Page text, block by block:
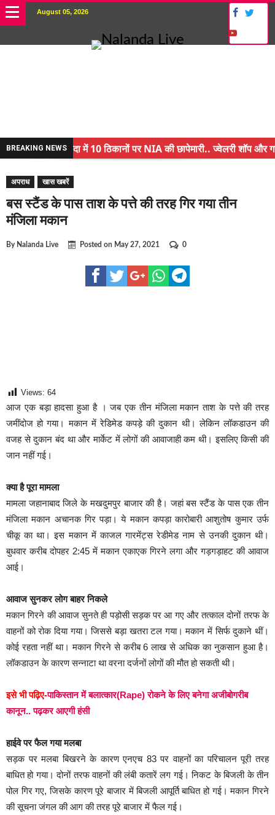
August 05, 2026
BREAKING NEWSनालंदा में 10 ठिकानों पर NIA की छापेमारी.. ज्वेलरी शॉप और गन
अंचल पदाधिकारी (CO) बर्खास्त.. फर्जीवाड़ा कर पाई थी नौकरी..
घूसखोर अफसरों पर एक्शन.. दो-दो अफसर घूस लेते गिरफ्तार
क्रिकेटर ईशान किशन की शादी फिक्स, गर्लफ्रेंड से होगी शादी..
बिहारवासियों के लिए खुशखबरी.. बिहटा से भी बड़ा बनेगा एयरपोर्ट ..
अपराध खास खबरें
बस स्टैंड के पास ताश के पत्ते की तरह गिर गया तीन
मंजिला मकान
By Nalanda Live Posted on May 27, 2021 0
Views: 64
आज एक बड़ा हादसा हुआ है । जब एक तीन मंजिला मकान ताश के पत्ते की तरह
जमींदोज हो गया। मकान में रेडिमेड कपड़े की दुकान थी। लेकिन लॉकडाउन की
वजह से दुकान बंद था और मार्केट में लोगों की आवाजाही कम थी। इसलिए किसी की
जान नहीं गई।
क्या है पूरा मामला
मामला जहानाबाद जिले के मखदुमपुर बाजार की है। जहां बस स्टैंड के पास एक तीन
मंजिला मकान अचानक गिर पड़ा। ये मकान कपड़ा कारोबारी आशुतोष कुमार उर्फ
चीकू का था। इस मकान में काजल गारमेंट्स रेडीमेड नाम से उनकी दुकान थी।
बुधवार करीब दोपहर 2:45 में मकान एकाएक गिरने लगा और गड़गड़ाहट की आवाज
आई।
आवाज सुनकर लोग बाहर निकले
मकान गिरने की आवाज सुनते ही पड़ोसी सड़क पर आ गए और तत्काल दोनों तरफ के
वाहनों को रोक दिया गया। जिससे बड़ा खतरा टल गया। मकान में सिर्फ दुकाने थीं।
कोई रहता नहीं था। मकान गिरने से करीब 6 लाख से अधिक का नुकसान हुआ है।
लॉकडाउन के कारण सन्नाटा था वरना दर्जनों लोगों की मौत हो सकती थी।
इसे भी पढ़िए-पाकिस्तान में बलात्कार(Rape) रोकने के लिए बनेगा अजीबोगरीब
कानून.. पढ़कर आएगी हंसी
हाईवे पर फैल गया मलबा
सड़क पर मलबा बिखरने के कारण एनएच 83 पर वाहनों का परिचालन पूरी तरह
बाधित हो गया। दोनों तरफ वाहनों की लंबी कतारें लग गई। निकट के बिजली के तीन
पोल गिर गए, जिसके कारण पूरे बाजार में बिजली आपूर्ति बाधित हो गई। मकान गिरने
की सूचना जंगल की आग की तरह पूरे बाजार में फैल गई।